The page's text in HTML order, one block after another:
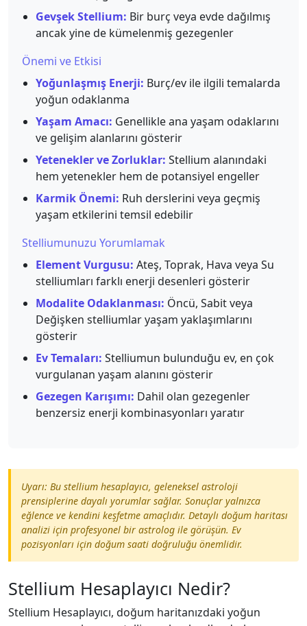
Gevşek Stellium: Bir burç veya evde dağılmış
ancak yine de kümelenmiş gezegenler
Önemi ve Etkisi
Yoğunlaşmış Enerji: Burç/ev ile ilgili temalarda
yoğun odaklanma
Yaşam Amacı: Genellikle ana yaşam odaklarını
ve gelişim alanlarını gösterir
Yetenekler ve Zorluklar: Stellium alanındaki
hem yetenekler hem de potansiyel engeller
Karmik Önemi: Ruh derslerini veya geçmiş
yaşam etkilerini temsil edebilir
Stelliumunuzu Yorumlamak
Element Vurgusu: Ateş, Toprak, Hava veya Su
stelliumları farklı enerji desenleri gösterir
Modalite Odaklanması: Öncü, Sabit veya
Değişken stelliumlar yaşam yaklaşımlarını
gösterir
Ev Temaları: Stelliumun bulunduğu ev, en çok
vurgulanan yaşam alanını gösterir
Gezegen Karışımı: Dahil olan gezegenler
benzersiz enerji kombinasyonları yaratır
Uyarı: Bu stellium hesaplayıcı, geleneksel astroloji
prensiplerine dayalı yorumlar sağlar. Sonuçlar yalnızca
eğlence ve kendini keşfetme amaçlıdır. Detaylı doğum haritası
analizi için profesyonel bir astrolog ile görüşün. Ev
pozisyonları için doğum saati doğruluğu önemlidir.
Stellium Hesaplayıcı Nedir?
Stellium Hesaplayıcı, doğum haritanızdaki yoğun